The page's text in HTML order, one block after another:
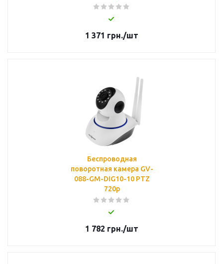
1 371 грн./шт
Беспроводная
поворотная камера GV-
088-GM-DIG10-10 PTZ
720p
1 782 грн./шт